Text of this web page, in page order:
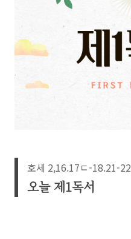
호세 2,16.17ㄷ-18.21-22
오늘 제1독서